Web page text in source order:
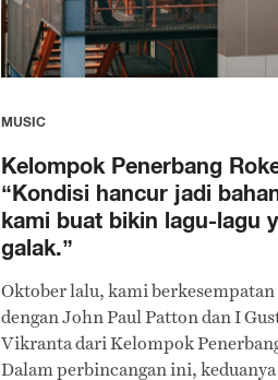
MUSIC
Kelompok Penerbang
“Kondisi hancur jadi
kami buat bikin lagu-lagu
galak.”
Oktober lalu, kami
dengan John Paul Patton dan I
Vikranta dari Kelompok
Dalam perbincangan ini,